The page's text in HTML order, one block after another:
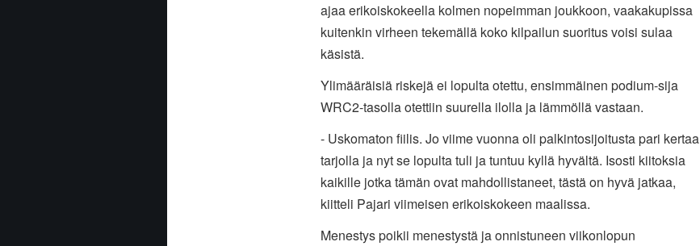
ajaa erikoiskokeella kolmen nopeimman joukkoon, vaakakupissa
kuitenkin virheen tekemällä koko kilpailun suoritus voisi sulaa
käsistä.
Ylimääräisiä riskejä ei lopulta otettu, ensimmäinen podium-sija
WRC2-tasolla otettiin suurella ilolla ja lämmöllä vastaan.
- Uskomaton fiilis. Jo viime vuonna oli palkintosijoitusta pari kertaa
tarjolla ja nyt se lopulta tuli ja tuntuu kyllä hyvältä. Isosti kiitoksia
kaikille jotka tämän ovat mahdollistaneet, tästä on hyvä jatkaa,
kiitteli Pajari viimeisen erikoiskokeen maalissa.
Menestys poikii menestystä ja onnistuneen viikonlopun